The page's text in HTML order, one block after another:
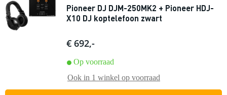
Pioneer DJ DJM-250MK2 + Pioneer HDJ-
X10 DJ koptelefoon zwart
€ 692,-
Op voorraad
Ook in 1 winkel op voorraad